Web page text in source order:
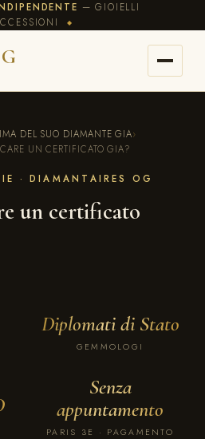
— GIOIELLI
◆
DEL SUO DIAMANTE GIA›
UN CERTIFICATO GIA?
· DIAMANTAIRES OG
un certificato
Diplomati di Stato
GEMMOLOGI
Senza
appuntamento
PARIS 3E · PAGAMENTO